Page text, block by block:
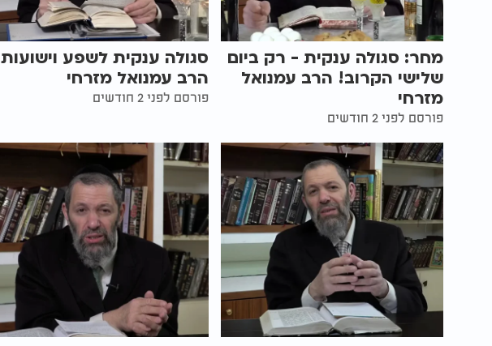
מחר: סגולה ענקית - רק ביום
שלישי הקרוב! הרב עמנואל
מזרחי
פורסם לפני 2 חודשים
סגולה ענקית לשפע וישועות |
הרב עמנואל מזרחי
פורסם לפני 2 חודשים